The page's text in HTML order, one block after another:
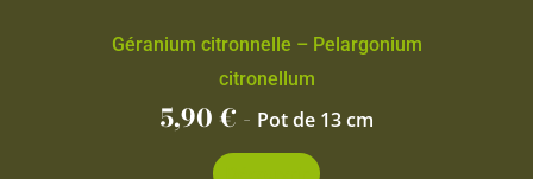
Géranium citronnelle – Pelargonium
citronellum
5,90€ - Pot de 13 cm